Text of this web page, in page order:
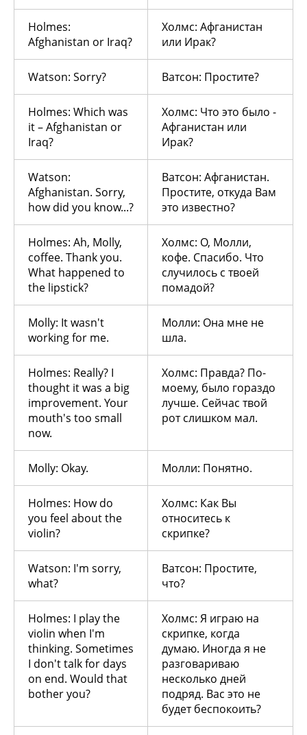
Holmes:
Afghanistan or Iraq?
Холмс: Афганистан
или Ирак?
Watson: Sorry? Ватсон: Простите?
Holmes: Which was
it – Afghanistan or
Iraq?
Холмс: Что это было -
Афганистан или
Ирак?
Watson:
Afghanistan. Sorry,
how did you know...?
Ватсон: Афганистан.
Простите, откуда Вам
это известно?
Holmes: Ah, Molly,
coffee. Thank you.
What happened to
the lipstick?
Холмс: О, Молли,
кофе. Спасибо. Что
случилось с твоей
помадой?
Molly: It wasn't
working for me.
Молли: Она мне не
шла.
Holmes: Really? I
thought it was a big
improvement. Your
mouth's too small
now.
Холмс: Правда? По-
моему, было гораздо
лучше. Сейчас твой
рот слишком мал.
Molly: Okay. Молли: Понятно.
Holmes: How do
you feel about the
violin?
Холмс: Как Вы
относитесь к
скрипке?
Watson: I'm sorry,
what?
Ватсон: Простите,
что?
Holmes: I play the
violin when I'm
thinking. Sometimes
I don't talk for days
on end. Would that
bother you?
Холмс: Я играю на
скрипке, когда
думаю. Иногда я не
разговариваю
несколько дней
подряд. Вас это не
будет беспокоить?